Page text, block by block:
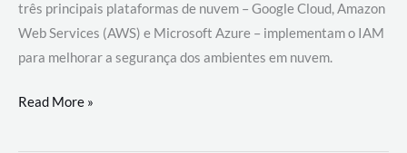
três principais plataformas de nuvem – Google Cloud, Amazon
Web Services (AWS) e Microsoft Azure – implementam o IAM
para melhorar a segurança dos ambientes em nuvem.
Gerenciamento
Read More »